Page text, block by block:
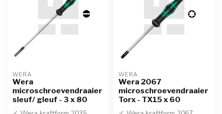
WERA
Wera
microschroevendraaier
sleuf/ gleuf - 3 x 80
WERA
Wera 2067
microschroevendraaier
Torx - TX15 x 60